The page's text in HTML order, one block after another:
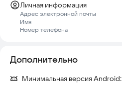
Личная информация
Адрес электронной почты
Имя
Номер телефона
Дополнительно
Минимальная версия Android: